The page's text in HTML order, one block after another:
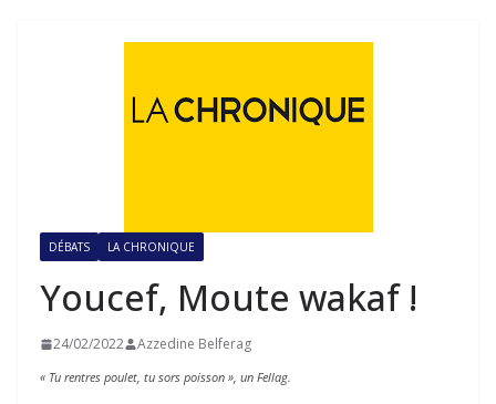
DÉBATS LA CHRONIQUE
Youcef, Moute wakaf !
24/02/2022 Azzedine Belferag
« Tu rentres poulet, tu sors poisson », un Fellag.